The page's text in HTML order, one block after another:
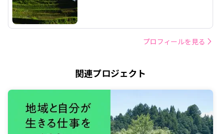
プロフィールを見る
関連プロジェクト